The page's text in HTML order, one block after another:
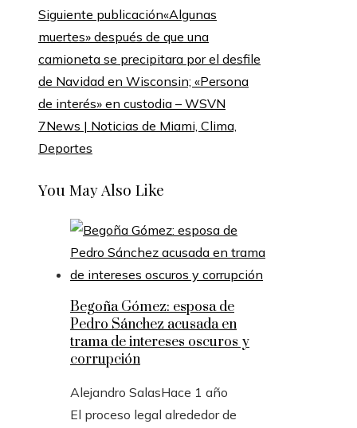
Siguiente publicación«Algunas
muertes» después de que una
camioneta se precipitara por el desfile
de Navidad en Wisconsin; «Persona
de interés» en custodia – WSVN
7News | Noticias de Miami, Clima,
Deportes
You May Also Like
Begoña Gómez: esposa de
Pedro Sánchez acusada en
trama de intereses oscuros y
corrupción
Alejandro SalasHace 1 año
El proceso legal alrededor de